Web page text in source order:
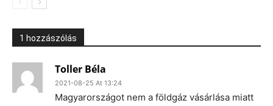
1 hozzászólás
Toller Béla
2021-08-25 At 13:24
Magyarországot nem a földgáz vásárlása miatt